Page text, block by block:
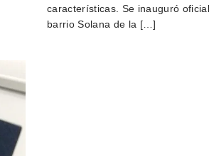
características. Se inauguró
barrio Solana de la […]